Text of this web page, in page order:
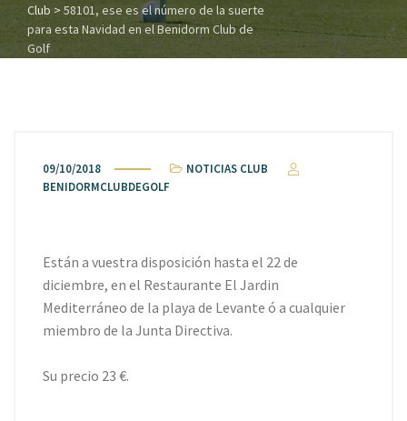
Club > 58101, ese es el número de la suerte
para esta Navidad en el Benidorm Club de
Golf
09/10/2018
NOTICIAS CLUB
BENIDORMCLUBDEGOLF
Están a vuestra disposición hasta el 22 de
diciembre, en el Restaurante El Jardin
Mediterráneo de la playa de Levante ó a cualquier
miembro de la Junta Directiva.
Su precio 23 €.